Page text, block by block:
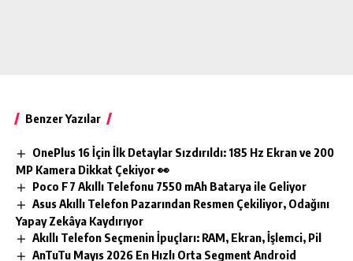
Benzer Yazılar
OnePlus 16 İçin İlk Detaylar Sızdırıldı: 185 Hz Ekran ve 200
MP Kamera Dikkat Çekiyor 👀
Poco F7 Akıllı Telefonu 7550 mAh Batarya ile Geliyor
Asus Akıllı Telefon Pazarından Resmen Çekiliyor, Odağını
Yapay Zekâya Kaydırıyor
Akıllı Telefon Seçmenin İpuçları: RAM, Ekran, İşlemci, Pil
AnTuTu Mayıs 2026 En Hızlı Orta Segment Android